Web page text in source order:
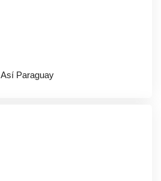
Así Paraguay